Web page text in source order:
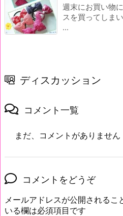
週末にお買い物
スを買ってしま
...
ディスカッション
コメント一覧
まだ、コメントがありません
コメントをどうぞ
メールアドレスが公開されるこ
いる欄は必須項目です